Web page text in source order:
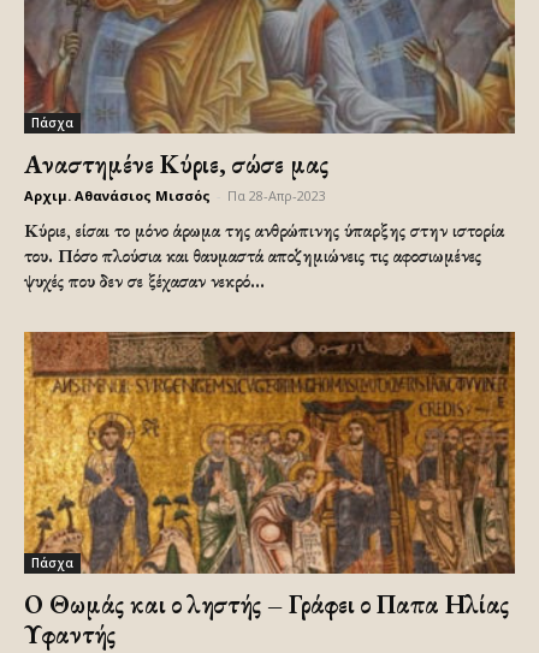
Πάσχα
Αναστημένε Κύριε, σώσε μας
Αρχιμ. Αθανάσιος Μισσός Πα 28-Απρ-2023
Κύριε, είσαι το μόνο άρωμα της ανθρώπινης ύπαρξης στην ιστορία
του. Πόσο πλούσια και θαυμαστά αποζημιώνεις τις αφοσιωμένες
ψυχές που δεν σε ξέχασαν νεκρό...
Πάσχα
Ο Θωμάς και ο ληστής – Γράφει ο Παπα Ηλίας
Υφαντής